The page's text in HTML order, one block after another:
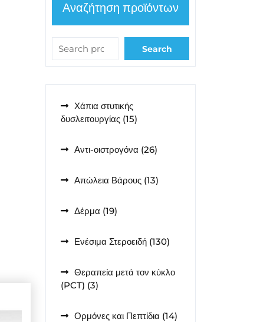
Αναζήτηση προϊόντων
Search
Χάπια στυτικής
δυσλειτουργίας 1515
Αντι-οιστρογόνα 2626
Απώλεια Βάρους 1313
Δέρμα 1919
Ενέσιμα Στεροειδή 130130
Θεραπεία μετά τον κύκλο
(PCT) 33
Ορμόνες και Πεπτίδια 1414